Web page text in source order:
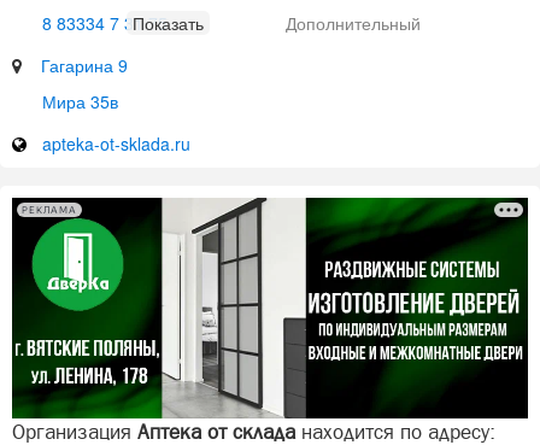
8 83334 7 31 75
Дополнительный
Гагарина 9
Мира 35в
apteka-ot-sklada.ru
РЕКЛАМА
Организация Аптека от склада находится по адресу: